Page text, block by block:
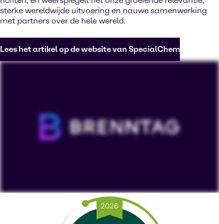
sterke wereldwijde uitvoering en nauwe samenwerking
met partners over de hele wereld.
Lees het artikel op de website van SpecialChem
Om onze YouTube-video's te bekijken, moet je
'Targeting cookies' accepteren. Het weergeven van